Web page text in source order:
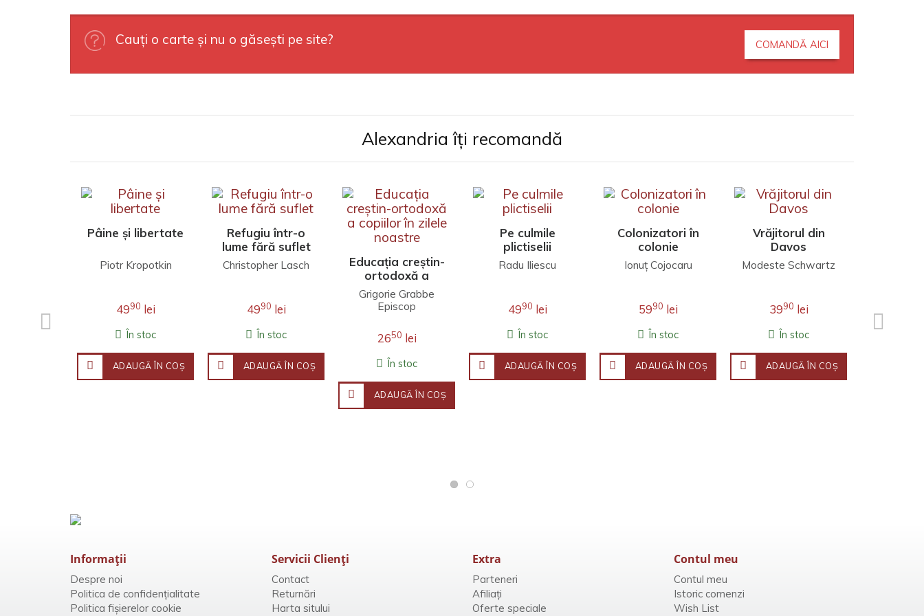
Cauți o carte și nu o găsești pe site? COMANDĂ AICI
Alexandria îți recomandă
Pâine și libertate
Piotr Kropotkin
4990 lei
În stoc
ADAUGĂ ÎN COŞ
Refugiu într-o
lume fără suflet
Christopher Lasch
4990 lei
În stoc
ADAUGĂ ÎN COŞ
Educația creștin-
ortodoxă a
copiilor în zilele
noastre
Grigorie Grabbe
Episcop
2650 lei
În stoc
ADAUGĂ ÎN COŞ
Pe culmile
plictiselii
Radu Iliescu
4990 lei
În stoc
ADAUGĂ ÎN COŞ
Colonizatori în
colonie
Ionuţ Cojocaru
5990 lei
În stoc
ADAUGĂ ÎN COŞ
Vrăjitorul din
Davos
Modeste Schwartz
3990 lei
În stoc
ADAUGĂ ÎN COŞ
Informaţii
Despre noi
Politica de confidențialitate
Politica fișierelor cookie
Servicii Clienţi
Contact
Returnări
Harta sitului
Extra
Parteneri
Afiliaţi
Oferte speciale
Contul meu
Contul meu
Istoric comenzi
Wish List